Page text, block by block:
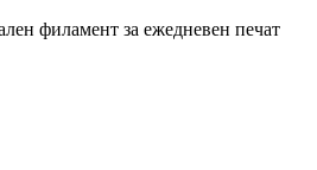
филамент за ежедневен печат